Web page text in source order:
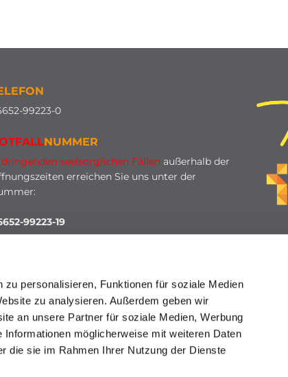
personalisieren, Funktionen für soziale Medien
zu analysieren. Außerdem geben wir
an unsere Partner für soziale Medien, Werbung
möglicherweise mit weiteren Daten
die sie im Rahmen Ihrer Nutzung der Dienste
99223-0
NUMMER
dringenden seelsorglichen Fällenaußerhalb der
erreichen Sie uns unter der
99223-19